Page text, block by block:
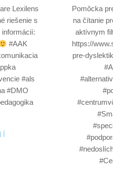
Lexilens
riešenie s
informácií:
#AAK
#als
#DMO
Pomôcka
na čítanie
aktívnym
https://
pre-